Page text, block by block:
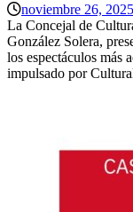
noviembre 26, 2025
La Concejal de
González Solera,
los espectáculos más
impulsado por